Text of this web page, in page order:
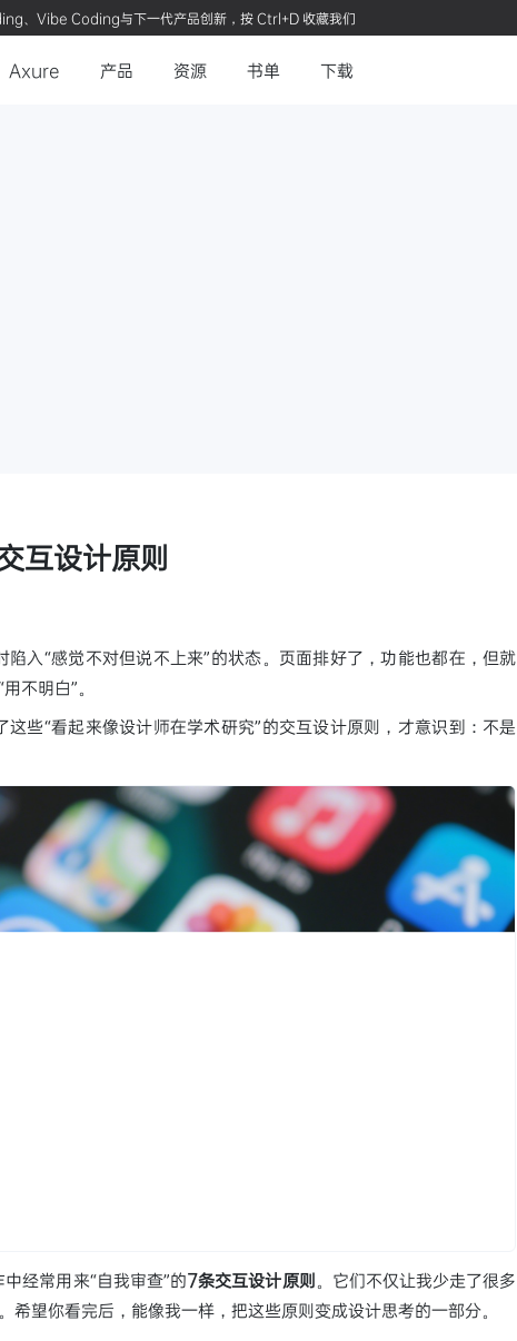
、Vibe Coding与下一代产品创新，按 Ctrl+D 收藏我们
Axure 产品 资源 书单 下载
互设计原则
入“感觉不对但说不上来”的状态。页面排好了，功能也都在，但就
不明白”。
些“看起来像设计师在学术研究”的交互设计原则，才意识到：不是
经常用来“自我审查”的7条交互设计原则 。它们不仅让我少走了很多
希望你看完后，能像我一样，把这些原则变成设计思考的一部分。